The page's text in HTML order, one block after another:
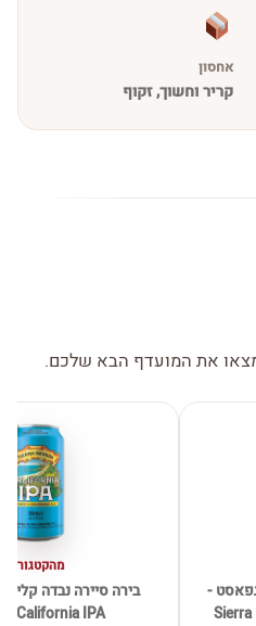
אחסון
קריר וחשוך, זקוף
את המועדף הבא שלכם.
-
מהקטגוריה
California IPA